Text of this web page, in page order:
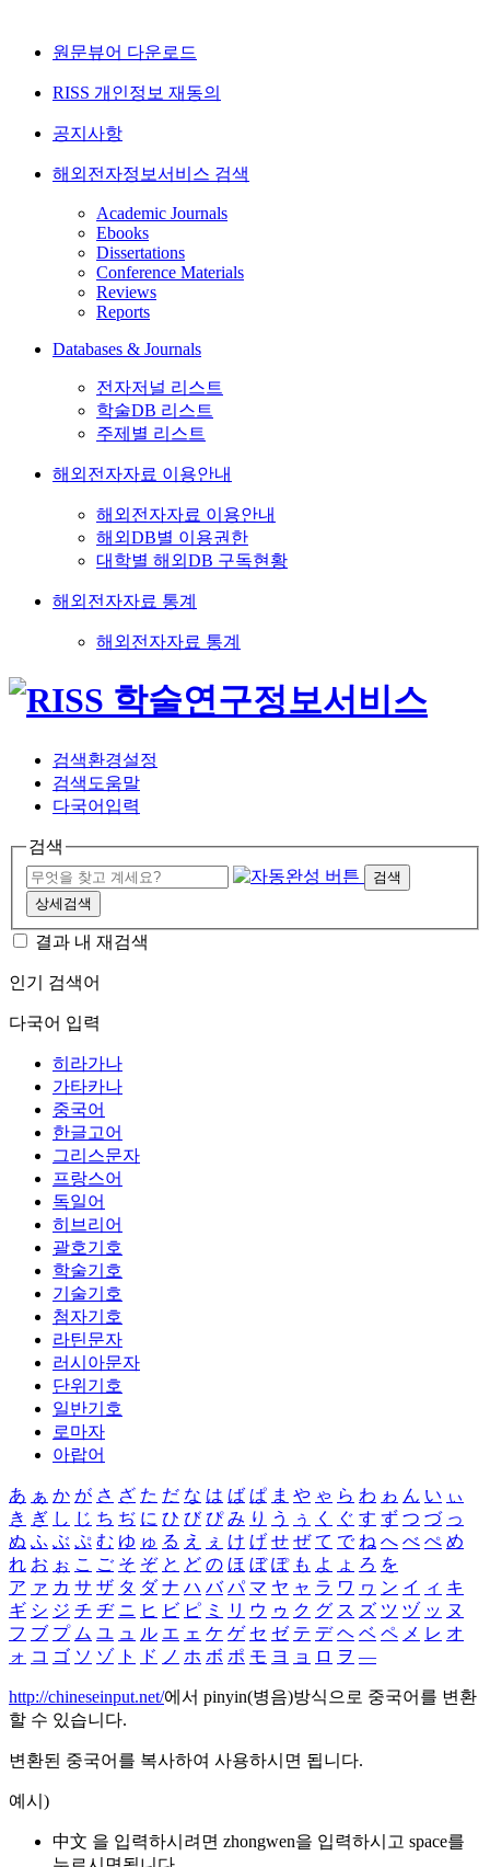
원문뷰어 다운로드
RISS 개인정보 재동의
공지사항
해외전자정보서비스 검색
Academic Journals
Ebooks
Dissertations
Conference Materials
Reviews
Reports
Databases & Journals
전자저널 리스트
학술DB 리스트
주제별 리스트
해외전자자료 이용안내
해외전자자료 이용안내
해외DB별 이용권한
대학별 해외DB 구독현황
해외전자자료 통계
해외전자자료 통계
검색환경설정
검색도움말
다국어입력
검색
검색
상세검색
결과 내 재검색
인기 검색어
다국어 입력
히라가나
가타카나
중국어
한글고어
그리스문자
프랑스어
독일어
히브리어
괄호기호
학술기호
기술기호
첨자기호
라틴문자
러시아문자
단위기호
일반기호
로마자
아랍어
あ ぁ か が さ ざ た だ な は ば ぱ ま や ゃ ら わ ゎ ん い ぃ
き ぎ し じ ち ぢ に ひ び ぴ み り う ぅ く ぐ す ず つ づ っ
ぬ ふ ぶ ぷ む ゆ ゅ る え ぇ け げ せ ぜ て で ね へ べ ぺ め
れ お ぉ こ ご そ ぞ と ど の ほ ぼ ぽ も よ ょ ろ を
ア ァ カ サ ザ タ ダ ナ ハ バ パ マ ヤ ャ ラ ワ ヮ ン イ ィ キ
ギ シ ジ チ ヂ ニ ヒ ビ ピ ミ リ ウ ゥ ク グ ス ズ ツ ヅ ッ ヌ
フ ブ プ ム ユ ュ ル エ ェ ケ ゲ セ ゼ テ デ ヘ ベ ペ メ レ オ
ォ コ ゴ ソ ゾ ト ド ノ ホ ボ ポ モ ヨ ョ ロ ヲ ―
http://chineseinput.net/에서 pinyin(병음)방식으로 중국어를 변환
할 수 있습니다.
변환된 중국어를 복사하여 사용하시면 됩니다.
예시)
中文 을 입력하시려면 zhongwen을 입력하시고 space를